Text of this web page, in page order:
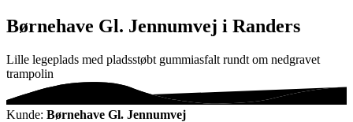
Børnehave Gl. Jennumvej i Randers
Lille legeplads med pladsstøbt gummiasfalt rundt om nedgravet
trampolin
Kunde: Børnehave Gl. Jennumvej